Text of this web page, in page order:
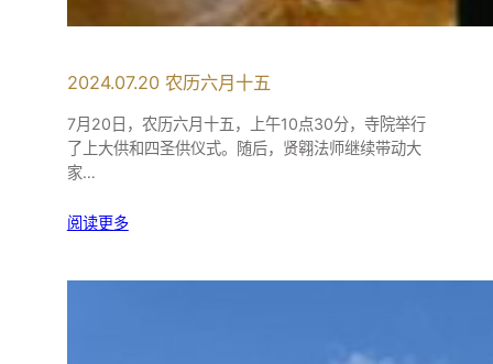
2024.07.20 农历六月十五
7月20日，农历六月十五，上午10点30分，寺院举行
了上大供和四圣供仪式。随后，贤翱法师继续带动大
家…
阅读更多